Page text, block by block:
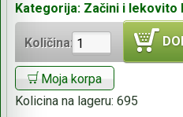
Kategorija: Začini i lekovito
Količina:
Moja korpa
Kolicina na lageru: 695